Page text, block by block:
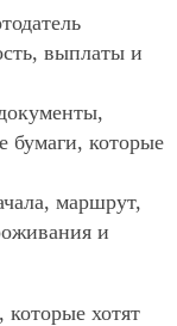
выплаты и
бумаги, которые
маршрут,
и
которые хотят